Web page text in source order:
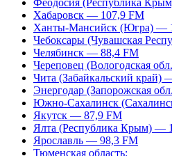
Феодосия (Республика
Хабаровск — 107,9 FM
Ханты-Мансийск (Югра) —
Чебоксары (Чувашская
Челябинск — 88,4 FM
Череповец (Вологодская
Чита (Забайкальский край)
Энергодар (Запорожская
Южно-Сахалинск
Якутск — 87,9 FM
Ялта (Республика Крым) —
Ярославль — 98,3 FM
Тюменская область: